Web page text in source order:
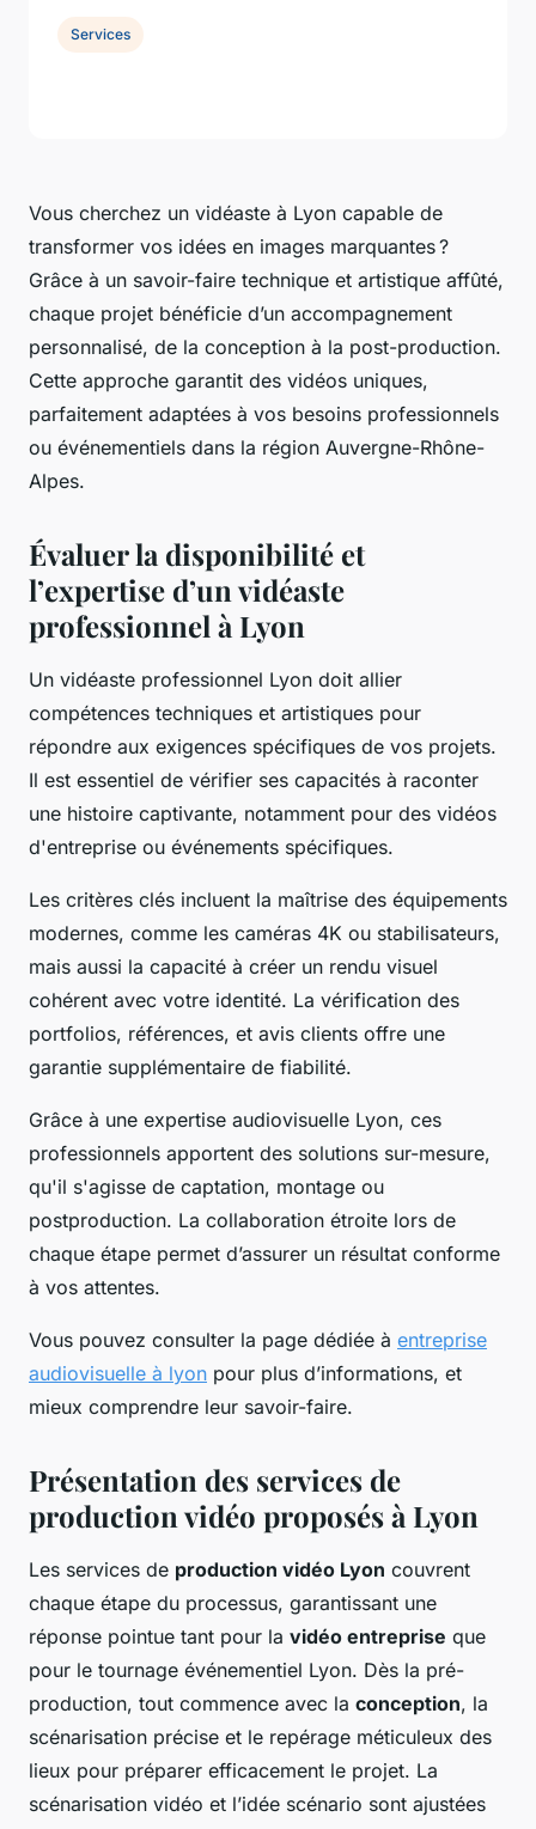
Vous cherchez un vidéaste à Lyon capable de
transformer vos idées en images marquantes ?
Grâce à un savoir-faire technique et artistique affûté,
chaque projet bénéficie d’un accompagnement
personnalisé, de la conception à la post-production.
Cette approche garantit des vidéos uniques,
parfaitement adaptées à vos besoins professionnels
ou événementiels dans la région Auvergne-Rhône-
Alpes.
Évaluer la disponibilité et
l’expertise d’un vidéaste
professionnel à Lyon
Un vidéaste professionnel Lyon doit allier
compétences techniques et artistiques pour
répondre aux exigences spécifiques de vos projets.
Il est essentiel de vérifier ses capacités à raconter
une histoire captivante, notamment pour des vidéos
d'entreprise ou événements spécifiques.
Les critères clés incluent la maîtrise des équipements
modernes, comme les caméras 4K ou stabilisateurs,
mais aussi la capacité à créer un rendu visuel
cohérent avec votre identité. La vérification des
portfolios, références, et avis clients offre une
garantie supplémentaire de fiabilité.
Grâce à une expertise audiovisuelle Lyon, ces
professionnels apportent des solutions sur-mesure,
qu'il s'agisse de captation, montage ou
postproduction. La collaboration étroite lors de
chaque étape permet d’assurer un résultat conforme
à vos attentes.
Vous pouvez consulter la page dédiée à entreprise
audiovisuelle à lyon pour plus d’informations, et
mieux comprendre leur savoir-faire.
Présentation des services de
production vidéo proposés à Lyon
Les services de production vidéo Lyon couvrent
chaque étape du processus, garantissant une
réponse pointue tant pour la vidéo entreprise que
pour le tournage événementiel Lyon. Dès la pré-
production, tout commence avec la conception, la
scénarisation précise et le repérage méticuleux des
lieux pour préparer efficacement le projet. La
scénarisation vidéo et l’idée scénario sont ajustées
Services